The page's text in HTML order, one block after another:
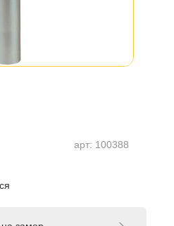
арт: 100388